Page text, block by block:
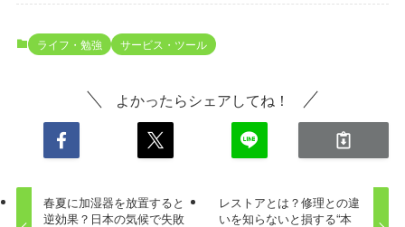
ライフ・勉強 サービス・ツール
よかったらシェアしてね！
春夏に加湿器を放置すると
逆効果？日本の気候で失敗
レストアとは？修理との違
いを知らないと損する“本